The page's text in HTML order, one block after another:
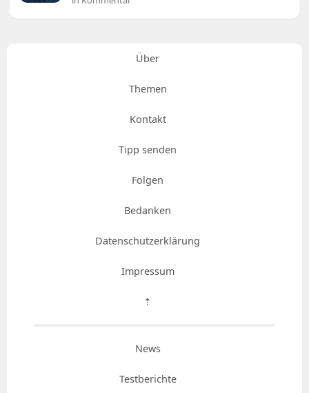
Über
Themen
Kontakt
Tipp senden
Folgen
Bedanken
Datenschutzerklärung
Impressum
⇡
News
Testberichte